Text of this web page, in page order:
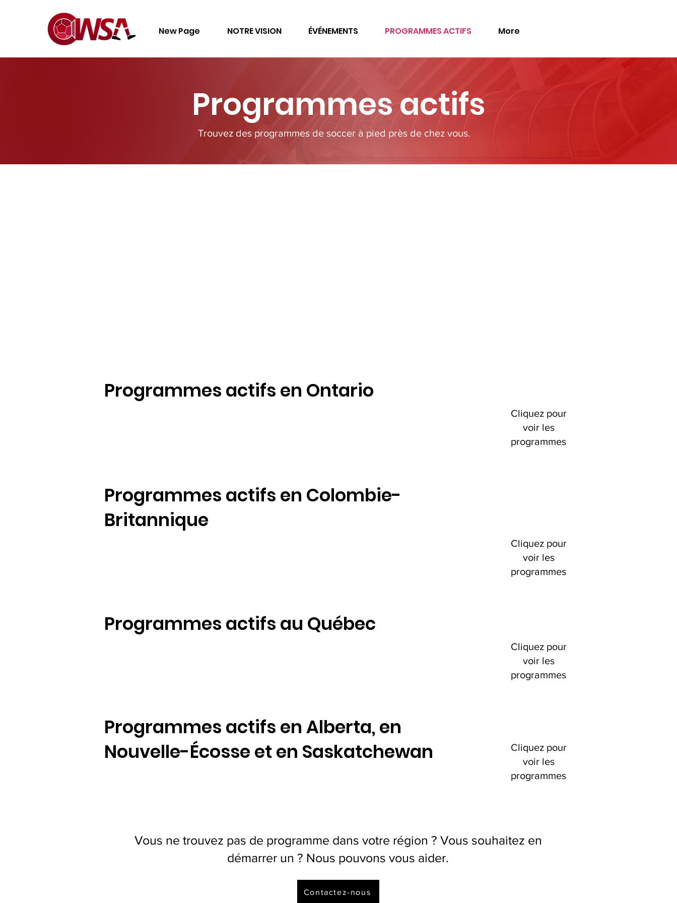
New Page NOTRE VISION ÉVÉNEMENTS PROGRAMMES ACTIFS More
Programmes actifs
Trouvez des programmes de soccer à pied près de chez vous.
Programmes actifs en Ontario
Cliquez pour
voir les
programmes
Programmes actifs en Colombie-
Britannique
Cliquez pour
voir les
programmes
Programmes actifs au Québec
Cliquez pour
voir les
programmes
Programmes actifs en Alberta, en
Nouvelle-Écosse et en Saskatchewan
Cliquez pour
voir les
programmes
Vous ne trouvez pas de programme dans votre région ? Vous souhaitez en
démarrer un ? Nous pouvons vous aider.
Contactez-nous